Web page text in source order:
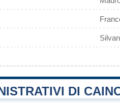
DI